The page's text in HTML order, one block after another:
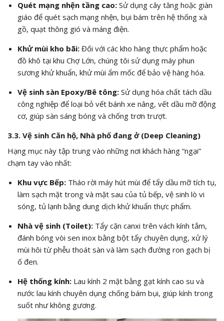
Quét mạng nhện tầng cao:Sử dụng cây tăng hoặc giàn
giáo để quét sạch mạng nhện, bụi bám trên hệ thống xà
gồ, quạt thông gió và máng điện.
Khử mùi kho bãi:Đối với các kho hàng thực phẩm hoặc
đồ khô tại khu Chợ Lớn, chúng tôi sử dụng máy phun
sương khử khuẩn, khử mùi ẩm mốc để bảo vệ hàng hóa.
Vệ sinh sàn Epoxy/Bê tông:Sử dụng hóa chất tách dầu
công nghiệp để loại bỏ vết bánh xe nâng, vết dầu mỡ động
cơ, giúp sàn sáng bóng và chống trơn trượt.
3.3. Vệ sinh Căn hộ, Nhà phố đang ở (Deep Cleaning)
Hạng mục này tập trung vào những nơi khách hàng “ngại”
chạm tay vào nhất:
Khu vực Bếp:Tháo rời máy hút mùi để tẩy dầu mỡ tích tụ,
làm sạch mặt trong và mặt sau của tủ bếp, vệ sinh lò vi
sóng, tủ lạnh bằng dung dịch khử khuẩn thực phẩm.
Nhà vệ sinh (Toilet):Tẩy cặn canxi trên vách kính tắm,
đánh bóng vòi sen inox bằng bột tẩy chuyên dụng, xử lý
mùi hôi từ phễu thoát sàn và làm sạch đường ron gạch bị
ố đen.
Hệ thống kính:Lau kính 2 mặt bằng gạt kính cao su và
nước lau kính chuyên dụng chống bám bụi, giúp kính trong
suốt như không gương.